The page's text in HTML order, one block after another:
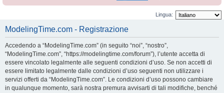
Lingua:
ModelingTime.com - Registrazione
Accedendo a “ModelingTime.com” (in seguito “noi”, “nostro”,
“ModelingTime.com”, “https://modelingtime.com/forum”), l’utente accetta di
essere vincolato legalmente alle seguenti condizioni d’uso. Se non accetti di
essere limitato legalmente dalle condizioni d’uso seguenti non utilizzare i
servizi offerti da “ModelingTime.com”. Le condizioni d’uso possono cambiare
in qualunque momento, sarà nostra premura avvisarti di tali modifiche, benché